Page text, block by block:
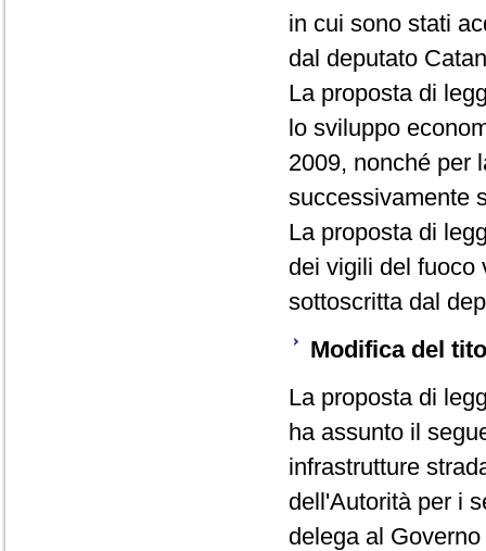
in cui sono stati
dal deputato
La proposta di
lo sviluppo
2009, nonché per
successivamente
La proposta di
dei vigili del fuoco
sottoscritta dal
Modifica del
La proposta di
ha assunto il
infrastrutture
dell'Autorità per i
delega al